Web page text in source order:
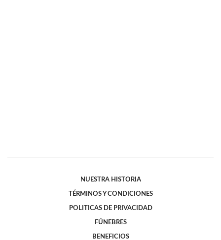
NUESTRA HISTORIA
TÉRMINOS Y CONDICIONES
POLITICAS DE PRIVACIDAD
FÚNEBRES
BENEFICIOS